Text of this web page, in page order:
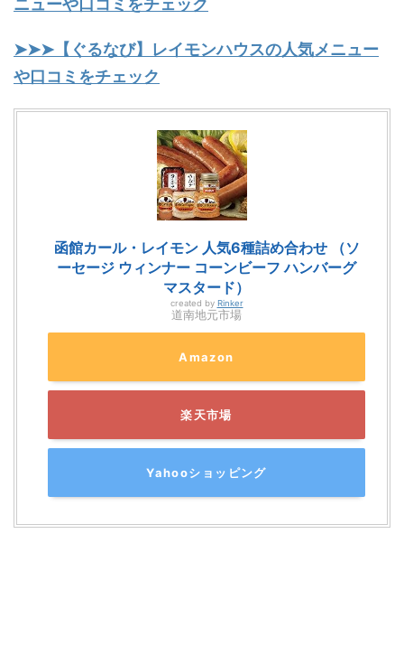
ニューや口コミをチェック
➤➤➤【ぐるなび】レイモンハウスの人気メニュー
や口コミをチェック
函館カール・レイモン 人気6種詰め合わせ （ソ
ーセージ ウィンナー コーンビーフ ハンバーグ
マスタード）
created by Rinker
道南地元市場
Amazon
楽天市場
Yahooショッピング